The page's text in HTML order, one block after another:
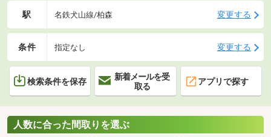
駅 名鉄犬山線/柏森 変更する
条件 指定なし 変更する
検索条件を保存
新着メールを受
取る
アプリで探す
人数に合った間取りを選ぶ